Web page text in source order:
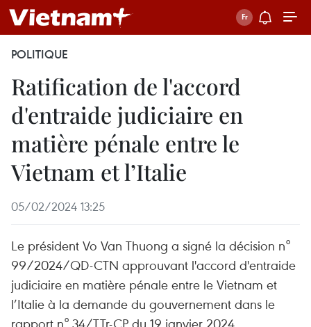
POLITIQUE
Ratification de l'accord
d'entraide judiciaire en
matière pénale entre le
Vietnam et l’Italie
05/02/2024 13:25
Le président Vo Van Thuong a signé la décision n°
99/2024/QD-CTN approuvant l'accord d'entraide
judiciaire en matière pénale entre le Vietnam et
l’Italie à la demande du gouvernement dans le
rapport n° 34/TTr-CP du 19 janvier 2024.